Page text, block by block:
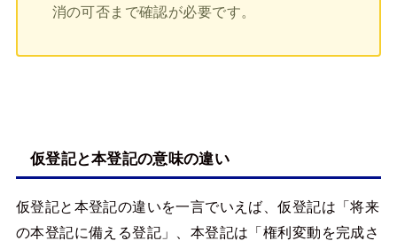
消の可否まで確認が必要です。
仮登記と本登記の意味の違い
仮登記と本登記の違いを一言でいえば、仮登記は「将来
の本登記に備える登記」、本登記は「権利変動を完成さ